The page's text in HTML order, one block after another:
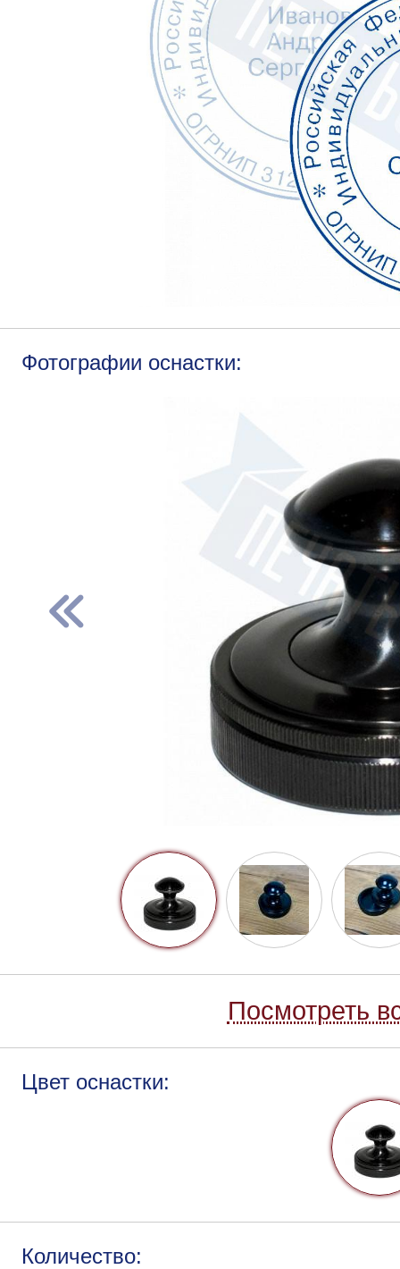
Фотографии оснастки:
Посмотреть
Цвет оснастки:
Количество: